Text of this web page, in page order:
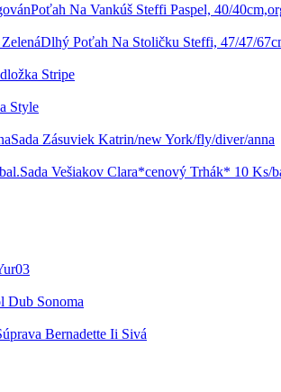
Poťah Na Vankúš Steffi Paspel, 40/
Dlhý Poťah Na Stoličku Steffi, 47/47/
Stripe
Style
Sada Zásuviek Katrin/new York/fly/diver/anna
Sada Vešiakov Clara*cenový Trhák* 10 Ks/
Dub Sonoma
Bernadette Ii Sivá